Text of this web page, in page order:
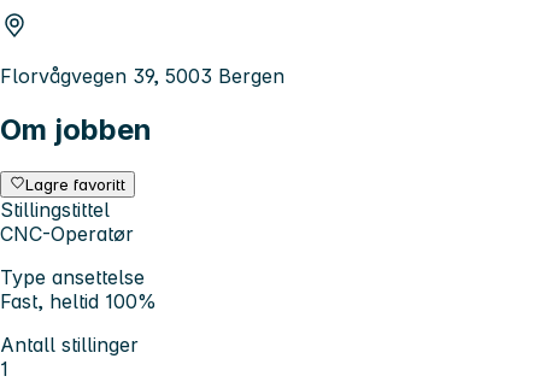
Florvågvegen 39, 5003 Bergen
Om jobben
Lagre favoritt
Stillingstittel
CNC-Operatør
Type ansettelse
Fast, heltid 100%
Antall stillinger
1